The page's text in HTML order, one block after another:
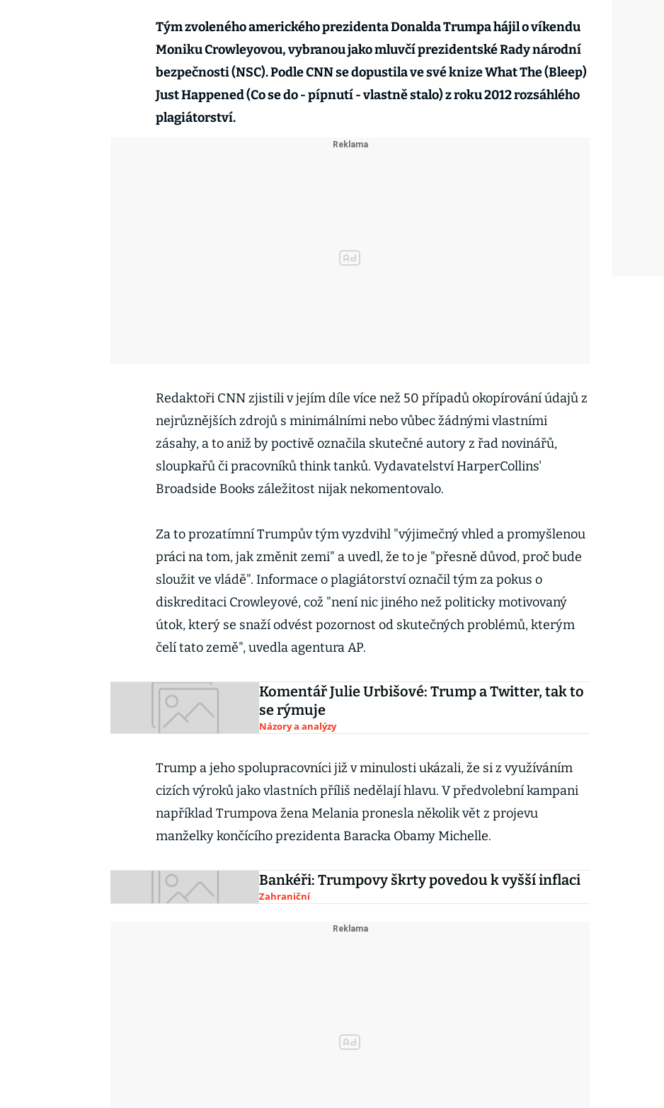
Tým zvoleného amerického prezidenta Donalda Trumpa hájil o víkendu
Moniku Crowleyovou, vybranou jako mluvčí prezidentské Rady národní
bezpečnosti (NSC). Podle CNN se dopustila ve své knize What The (Bleep)
Just Happened (Co se do - pípnutí - vlastně stalo) z roku 2012 rozsáhlého
plagiátorství.
Redaktoři CNN zjistili v jejím díle více než 50 případů okopírování údajů z
nejrůznějších zdrojů s minimálními nebo vůbec žádnými vlastními
zásahy, a to aniž by poctivě označila skutečné autory z řad novinářů,
sloupkařů či pracovníků think tanků. Vydavatelství HarperCollins'
Broadside Books záležitost nijak nekomentovalo.
Za to prozatímní Trumpův tým vyzdvihl "výjimečný vhled a promyšlenou
práci na tom, jak změnit zemi" a uvedl, že to je "přesně důvod, proč bude
sloužit ve vládě". Informace o plagiátorství označil tým za pokus o
diskreditaci Crowleyové, což "není nic jiného než politicky motivovaný
útok, který se snaží odvést pozornost od skutečných problémů, kterým
čelí tato země", uvedla agentura AP.
Komentář Julie Urbišové: Trump a Twitter, tak to
se rýmuje
Názory a analýzy
Trump a jeho spolupracovníci již v minulosti ukázali, že si z využíváním
cizích výroků jako vlastních příliš nedělají hlavu. V předvolební kampani
například Trumpova žena Melania pronesla několik vět z projevu
manželky končícího prezidenta Baracka Obamy Michelle.
Bankéři: Trumpovy škrty povedou k vyšší inflaci
Zahraniční